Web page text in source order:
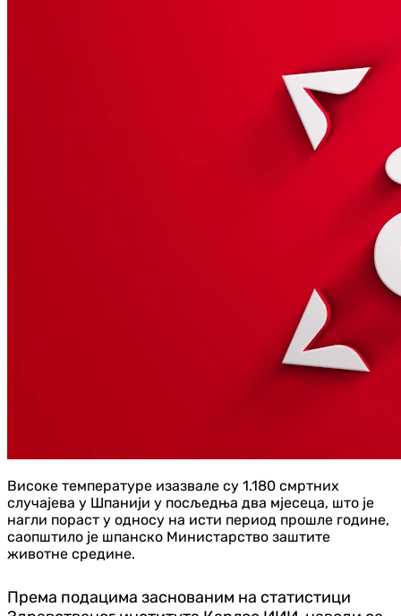
Високе температуре изазвале су 1.180 смртних
случајева у Шпанији у посљедња два мјесеца, што је
нагли пораст у односу на исти период прошле године,
саопштило је шпанско Министарство заштите
животне средине.
Према подацима заснованим на статистици